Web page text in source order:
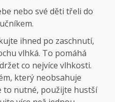
nebo své děti třeli do
ihned po zaschnutí,
vlhká. To pomáhá
co nejvíce vlhkosti.
který neobsahuje
to nutné, použijte hustší